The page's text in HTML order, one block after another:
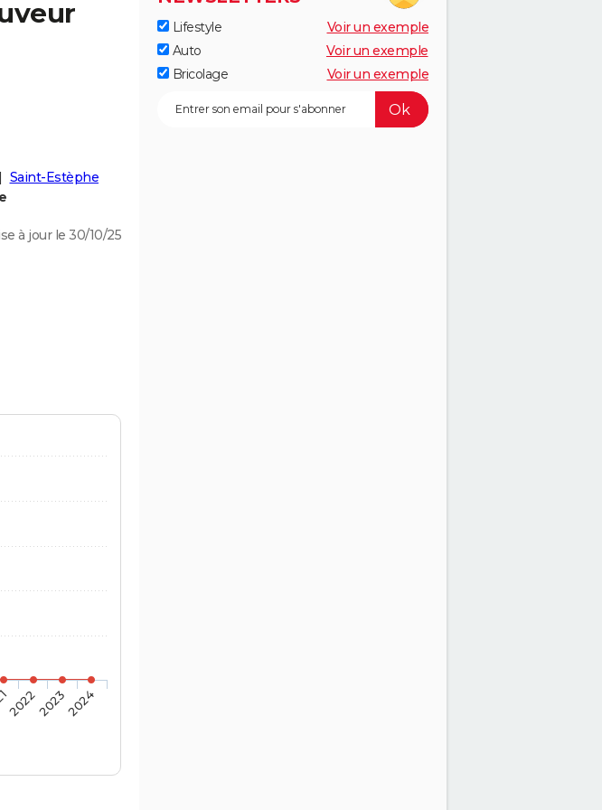
Saint-Estèphe
à jour le 30/10/25
202220232024
Lifestyle
Voir un exemple
Auto
Voir un exemple
Bricolage
Voir un exemple